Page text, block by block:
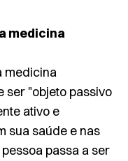
medicina
medicina
ser "objeto passivo
ativo e
sua saúde e nas
passa a ser